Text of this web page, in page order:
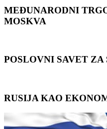
MEĐUNARODNI
MOSKVA
POSLOVNI SAVET ZA
RUSIJA KAO